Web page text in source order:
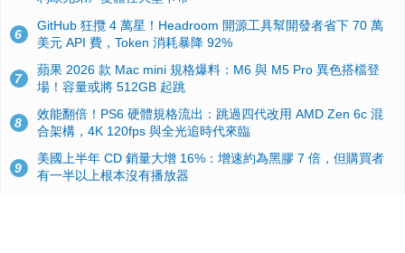
6
GitHub 狂攬 4 萬星！Headroom 開源工具幫開發者省下 70 萬
美元 API 費，Token 消耗暴降 92%
7
蘋果 2026 款 Mac mini 規格爆料：M6 與 M5 Pro 異色搭檔登
場！容量或將 512GB 起跳
8
效能翻倍！PS6 硬體規格流出：跳過四代改用 AMD Zen 6c 混
合架構，4K 120fps 與全光追時代來臨
9
美國上半年 CD 銷量大增 16%：增速約為黑膠 7 倍，但購買者
有一半以上根本沒有播放器